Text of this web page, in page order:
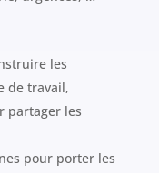
les
de travail,
partager les
pour porter les